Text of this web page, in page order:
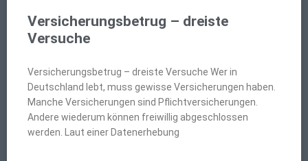
Versicherungsbetrug – dreiste
Versuche
Versicherungsbetrug – dreiste Versuche Wer in
Deutschland lebt, muss gewisse Versicherungen haben.
Manche Versicherungen sind Pflichtversicherungen.
Andere wiederum können freiwillig abgeschlossen
werden. Laut einer Datenerhebung